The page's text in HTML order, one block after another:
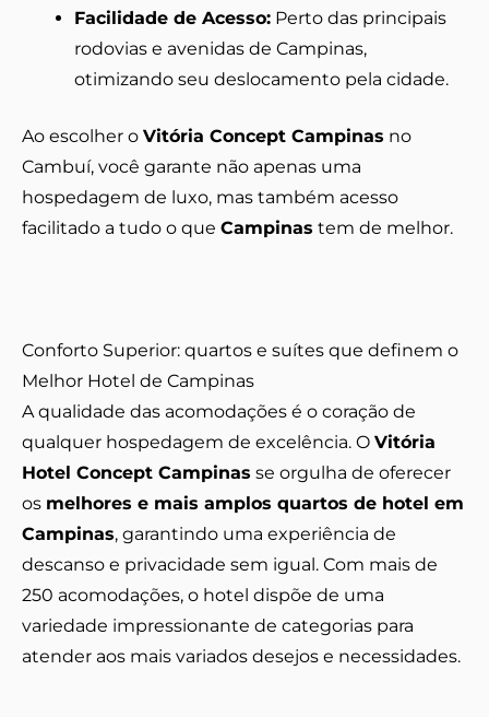
Facilidade de Acesso: Perto das principais
rodovias e avenidas de Campinas,
otimizando seu deslocamento pela cidade.
Ao escolher o Vitória Concept Campinas no
Cambuí, você garante não apenas uma
hospedagem de luxo, mas também acesso
facilitado a tudo o que Campinas tem de melhor.
Conforto Superior: quartos e suítes que definem o
Melhor Hotel de Campinas
A qualidade das acomodações é o coração de
qualquer hospedagem de excelência. O Vitória
Hotel Concept Campinas se orgulha de oferecer
os melhores e mais amplos quartos de hotel em
Campinas, garantindo uma experiência de
descanso e privacidade sem igual. Com mais de
250 acomodações, o hotel dispõe de uma
variedade impressionante de categorias para
atender aos mais variados desejos e necessidades.